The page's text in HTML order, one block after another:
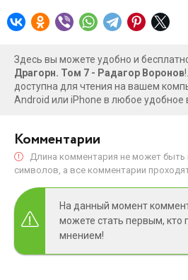
Здесь вы можете удобно и
Драгорн. Том 7 - Радагор Воронов
доступна для чтения на вашем
Android или iPhone в любое удобное
Комментарии
Длина комментария не может быть
символов, а все комментарии
На данный момент
можете стать первым, кто
мнением!